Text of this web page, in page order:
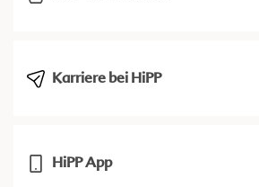
Karriere bei HiPP
HiPP App